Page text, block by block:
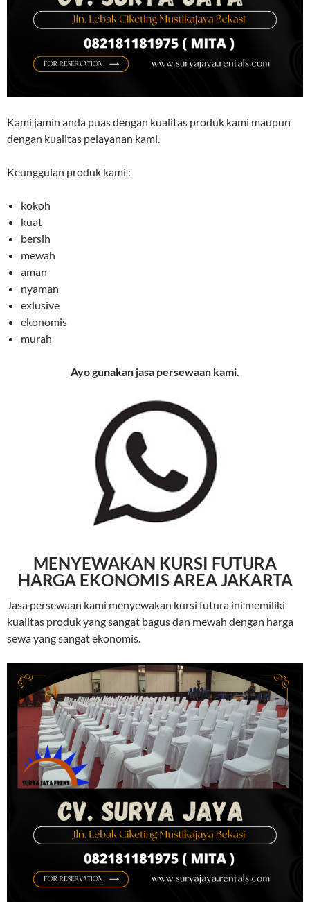
Kami jamin anda puas dengan kualitas produk kami maupun
dengan kualitas pelayanan kami.
Keunggulan produk kami :
kokoh
kuat
bersih
mewah
aman
nyaman
exlusive
ekonomis
murah
Ayo gunakan jasa persewaan kami.
MENYEWAKAN KURSI FUTURA
HARGA EKONOMIS AREA JAKARTA
Jasa persewaan kami menyewakan kursi futura ini memiliki
kualitas produk yang sangat bagus dan mewah dengan harga
sewa yang sangat ekonomis.